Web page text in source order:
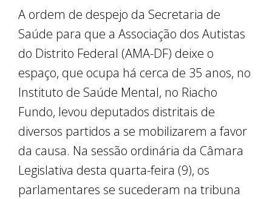
A ordem de despejo da Secretaria de
Saúde para que a Associação dos Autistas
do Distrito Federal (AMA-DF) deixe o
espaço, que ocupa há cerca de 35 anos, no
Instituto de Saúde Mental, no Riacho
Fundo, levou deputados distritais de
diversos partidos a se mobilizarem a favor
da causa. Na sessão ordinária da Câmara
Legislativa desta quarta-feira (9), os
parlamentares se sucederam na tribuna